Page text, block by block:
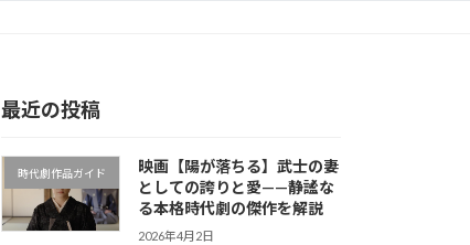
最近の投稿
時代劇作品ガイド
映画【陽が落ちる】武士の妻
としての誇りと愛——静謐な
る本格時代劇の傑作を解説
2026年4月2日